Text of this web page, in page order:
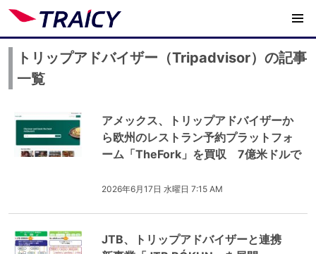
トリップアドバイザー（Tripadvisor）の記事
一覧
アメックス、トリップアドバイザーか
ら欧州のレストラン予約プラットフォ
ーム「TheFork」を買収 7億米ドルで
2026年6月17日 水曜日 7:15 AM
JTB、トリップアドバイザーと連携